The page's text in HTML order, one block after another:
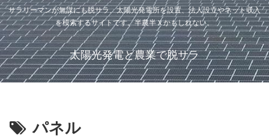
サラリーマンが無謀にも脱サラ、太陽光発電所を設置、法人設立やネット収入
を模索するサイトです。半農半Ｘかもしれない。
太陽光発電と農業で脱サラ
パネル